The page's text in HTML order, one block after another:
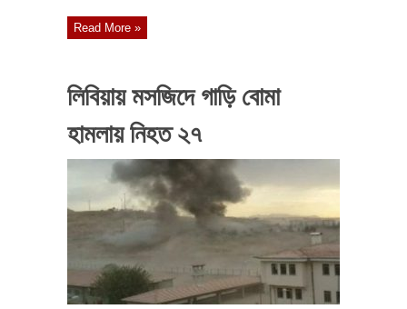
Read More »
লিবিয়ায় মসজিদে গাড়ি বোমা
হামলায় নিহত ২৭